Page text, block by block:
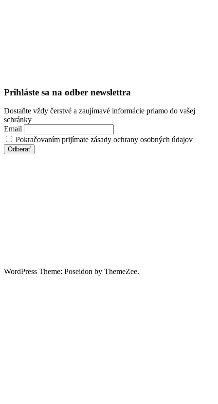
Prihláste sa na odber newslettra
Dostaňte vždy čerstvé a zaujímavé informácie priamo do vašej
schránky
Email
Pokračovaním prijímate zásady ochrany osobných údajov
WordPress Theme: Poseidon by ThemeZee.